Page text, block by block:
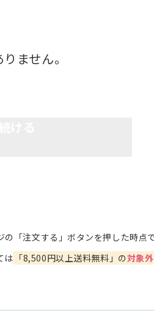
ません。
「注文する」ボタンを押した時点
は 「8,500円以上送料無料」の対象外